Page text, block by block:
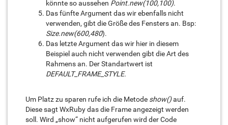
könnte so aussehen Point.new(100,100).
Das fünfte Argument das wir ebenfalls nicht
verwenden, gibt die Größe des Fensters an. Bsp:
Size.new(600,480).
Das letzte Argument das wir hier in diesem
Beispiel auch nicht verwenden gibt die Art des
Rahmens an. Der Standartwert ist
DEFAULT_FRAME_STYLE.
Um Platz zu sparen rufe ich die Metode show()auf.
Diese sagt WxRuby das die Frame angezeigt werden
soll. Wird „show“ nicht aufgerufen wird der Code